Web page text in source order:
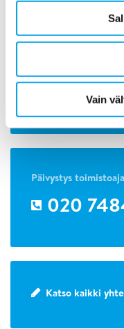
Vain
Ota yhteyttä!
020
Lähetä viesti
Päivystys
020
Katso kaikki